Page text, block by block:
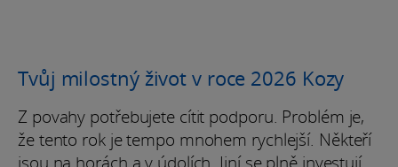
Tvůj milostný život v roce 2026 Kozy
Z povahy potřebujete cítit podporu. Problém je,
že tento rok je tempo mnohem rychlejší. Někteří
jsou na horách a v údolích. Jiní se plně investují